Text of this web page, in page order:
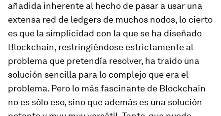
añadida inherente al hecho de pasar a usar una
extensa red de ledgers de muchos nodos, lo cierto
es que la simplicidad con la que se ha diseñado
Blockchain, restringiéndose estrictamente al
problema que pretendía resolver, ha traído una
solución sencilla para lo complejo que era el
problema. Pero lo más fascinante de Blockchain
no es sólo eso, sino que además es una solución